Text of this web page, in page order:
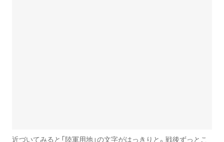
近づいてみると「陸軍用地」の文字がはっきりと。戦後ずっとこ